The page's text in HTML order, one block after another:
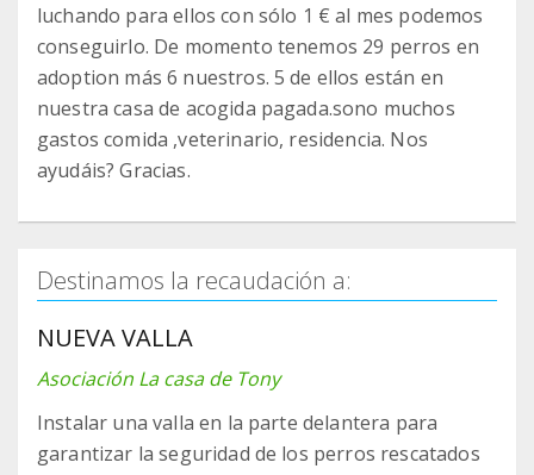
luchando para ellos con sólo 1 € al mes podemos
conseguirlo. De momento tenemos 29 perros en
adoption más 6 nuestros. 5 de ellos están en
nuestra casa de acogida pagada.sono muchos
gastos comida ,veterinario, residencia. Nos
ayudáis? Gracias.
Destinamos la recaudación a:
NUEVA VALLA
Asociación La casa de Tony
Instalar una valla en la parte delantera para
garantizar la seguridad de los perros rescatados